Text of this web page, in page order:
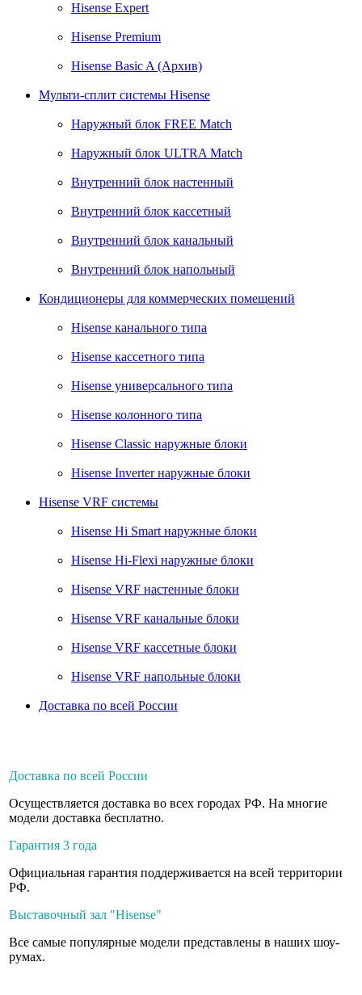
Hisense Expert
Hisense Premium
Hisense Basic A (Архив)
Мульти-сплит системы Hisense
Наружный блок FREE Match
Наружный блок ULTRA Match
Внутренний блок настенный
Внутренний блок кассетный
Внутренний блок канальный
Внутренний блок напольный
Кондиционеры для коммерческих помещений
Hisense канального типа
Hisense кассетного типа
Hisense универсального типа
Hisense колонного типа
Hisense Classic наружные блоки
Hisense Inverter наружные блоки
Hisense VRF системы
Hisense Hi Smart наружные блоки
Hisense Hi-Flexi наружные блоки
Hisense VRF настенные блоки
Hisense VRF канальные блоки
Hisense VRF кассетные блоки
Hisense VRF напольные блоки
Доставка по всей России
Доставка по всей России
Осуществляется доставка во всех городах РФ. На многие
модели доставка бесплатно.
Гарантия 3 года
Официальная гарантия поддерживается на всей территории
РФ.
Выставочный зал "Hisense"
Все самые популярные модели представлены в наших шоу-
румах.